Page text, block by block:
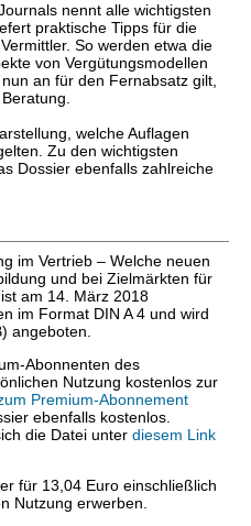
nennt alle wichtigsten
praktische Tipps für die
So werden etwa die
von Vergütungsmodellen
an für den Fernabsatz gilt,
welche Auflagen
Zu den wichtigsten
Dossier ebenfalls zahlreiche
im Vertrieb – Welche neuen
und bei Zielmärkten für
am 14. März 2018
im Format DIN A 4 und wird
angeboten.
Abonnenten des
Nutzung kostenlos zur
Premium-Abonnement
ebenfalls kostenlos.
die Datei unter diesem Link
für 13,04 Euro einschließlich
Nutzung erwerben.